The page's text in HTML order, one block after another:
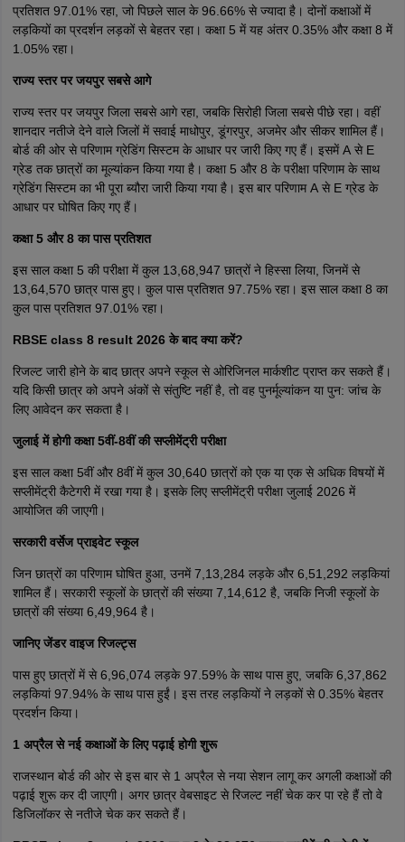
प्रतिशत 97.01% रहा, जो पिछले साल के 96.66% से ज्यादा है। दोनों कक्षाओं में
लड़कियों का प्रदर्शन लड़कों से बेहतर रहा। कक्षा 5 में यह अंतर 0.35% और कक्षा 8 में
1.05% रहा।
राज्य स्तर पर जयपुर सबसे आगे
राज्य स्तर पर जयपुर जिला सबसे आगे रहा, जबकि सिरोही जिला सबसे पीछे रहा। वहीं
शानदार नतीजे देने वाले जिलों में सवाई माधोपुर, डूंगरपुर, अजमेर और सीकर शामिल हैं।
बोर्ड की ओर से परिणाम ग्रेडिंग सिस्टम के आधार पर जारी किए गए हैं। इसमें A से E
ग्रेड तक छात्रों का मूल्यांकन किया गया है। कक्षा 5 और 8 के परीक्षा परिणाम के साथ
ग्रेडिंग सिस्टम का भी पूरा ब्यौरा जारी किया गया है। इस बार परिणाम A से E ग्रेड के
आधार पर घोषित किए गए हैं।
कक्षा 5 और 8 का पास प्रतिशत
इस साल कक्षा 5 की परीक्षा में कुल 13,68,947 छात्रों ने हिस्सा लिया, जिनमें से
13,64,570 छात्र पास हुए। कुल पास प्रतिशत 97.75% रहा। इस साल कक्षा 8 का
कुल पास प्रतिशत 97.01% रहा।
RBSE class 8 result 2026 के बाद क्या करें?
रिजल्ट जारी होने के बाद छात्र अपने स्कूल से ओरिजिनल मार्कशीट प्राप्त कर सकते हैं।
यदि किसी छात्र को अपने अंकों से संतुष्टि नहीं है, तो वह पुनर्मूल्यांकन या पुन: जांच के
लिए आवेदन कर सकता है।
जुलाई में होगी कक्षा 5वीं-8वीं की सप्लीमेंट्री परीक्षा
इस साल कक्षा 5वीं और 8वीं में कुल 30,640 छात्रों को एक या एक से अधिक विषयों में
सप्लीमेंट्री कैटेगरी में रखा गया है। इसके लिए सप्लीमेंट्री परीक्षा जुलाई 2026 में
आयोजित की जाएगी।
सरकारी वर्सेज प्राइवेट स्कूल
जिन छात्रों का परिणाम घोषित हुआ, उनमें 7,13,284 लड़के और 6,51,292 लड़कियां
शामिल हैं। सरकारी स्कूलों के छात्रों की संख्या 7,14,612 है, जबकि निजी स्कूलों के
छात्रों की संख्या 6,49,964 है।
जानिए जेंडर वाइज रिजल्ट्स
पास हुए छात्रों में से 6,96,074 लड़के 97.59% के साथ पास हुए, जबकि 6,37,862
लड़कियां 97.94% के साथ पास हुईं। इस तरह लड़कियों ने लड़कों से 0.35% बेहतर
प्रदर्शन किया।
1 अप्रैल से नई कक्षाओं के लिए पढ़ाई होगी शुरू
राजस्थान बोर्ड की ओर से इस बार से 1 अप्रैल से नया सेशन लागू कर अगली कक्षाओं की
पढ़ाई शुरू कर दी जाएगी। अगर छात्र वेबसाइट से रिजल्ट नहीं चेक कर पा रहे हैं तो वे
डिजिलॉकर से नतीजे चेक कर सकते हैं।